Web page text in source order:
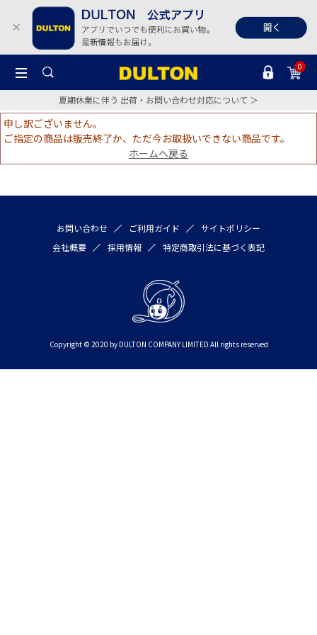
0
夏期休業に伴う 出荷・お問い合わせ対応について ＞
申し訳ございません。
ご指定の商品は販売終了か、ただ今お取扱いできない商品です。
ホームへ戻る
お問い合わせ ご利用ガイド
サイトポリシー
会社概要
採用情報 特定商取引法に基づく表記
Copyright © 2020 by DULTON COMPANY LIMITED All rights reserved